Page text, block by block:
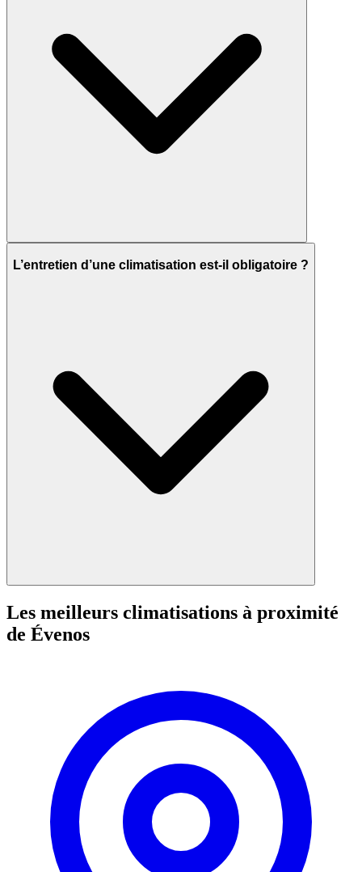
L’entretien d’une climatisation est-il obligatoire ?
Les meilleurs climatisations à proximité
de Évenos